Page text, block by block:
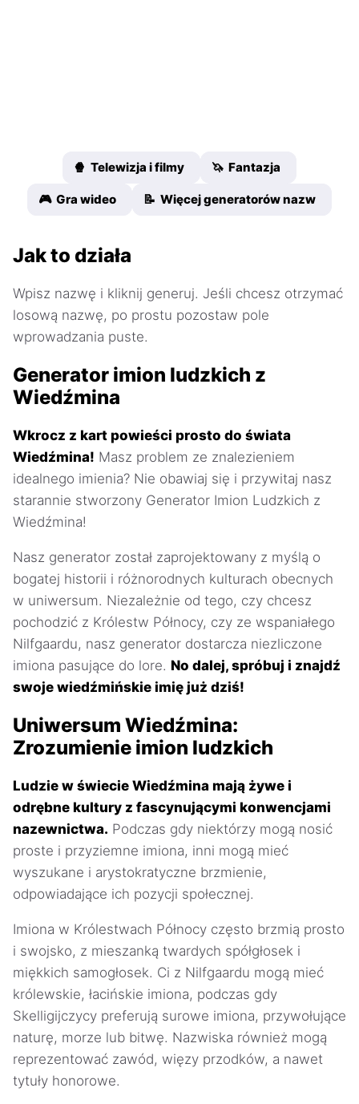
🍿 Telewizja i filmy 🦄 Fantazja
🎮 Gra wideo 📝 Więcej generatorów nazw
Jak to działa
Wpisz nazwę i kliknij generuj. Jeśli chcesz otrzymać
losową nazwę, po prostu pozostaw pole
wprowadzania puste.
Generator imion ludzkich z
Wiedźmina
Wkrocz z kart powieści prosto do świata
Wiedźmina! Masz problem ze znalezieniem
idealnego imienia? Nie obawiaj się i przywitaj nasz
starannie stworzony Generator Imion Ludzkich z
Wiedźmina!
Nasz generator został zaprojektowany z myślą o
bogatej historii i różnorodnych kulturach obecnych
w uniwersum. Niezależnie od tego, czy chcesz
pochodzić z Królestw Północy, czy ze wspaniałego
Nilfgaardu, nasz generator dostarcza niezliczone
imiona pasujące do lore. No dalej, spróbuj i znajdź
swoje wiedźmińskie imię już dziś!
Uniwersum Wiedźmina:
Zrozumienie imion ludzkich
Ludzie w świecie Wiedźmina mają żywe i
odrębne kultury z fascynującymi konwencjami
nazewnictwa. Podczas gdy niektórzy mogą nosić
proste i przyziemne imiona, inni mogą mieć
wyszukane i arystokratyczne brzmienie,
odpowiadające ich pozycji społecznej.
Imiona w Królestwach Północy często brzmią prosto
i swojsko, z mieszanką twardych spółgłosek i
miękkich samogłosek. Ci z Nilfgaardu mogą mieć
królewskie, łacińskie imiona, podczas gdy
Skelligijczycy preferują surowe imiona, przywołujące
naturę, morze lub bitwę. Nazwiska również mogą
reprezentować zawód, więzy przodków, a nawet
tytuły honorowe.